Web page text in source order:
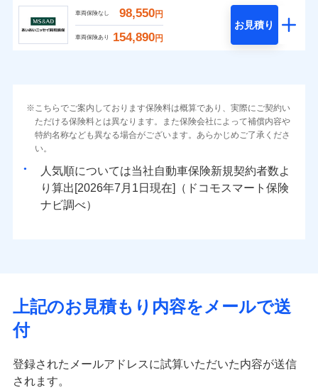
車両保険なし 98,550円
車両保険あり 154,890円
お見積り
こちらでご案内しております保険料は概算であり、実際にご契約い
ただける保険料とは異なります。また保険会社によって補償内容や
特約名称なども異なる場合がございます。あらかじめご了承くださ
い。
人気順については当社
新規契約者数よ
り算出[
年 月
日現在]（ドコモスマート保険
ナビ調べ）
上記のお見積もり内容をメールで送
付
登録されたメールアドレスに試算いただいた内容が送信
されます。